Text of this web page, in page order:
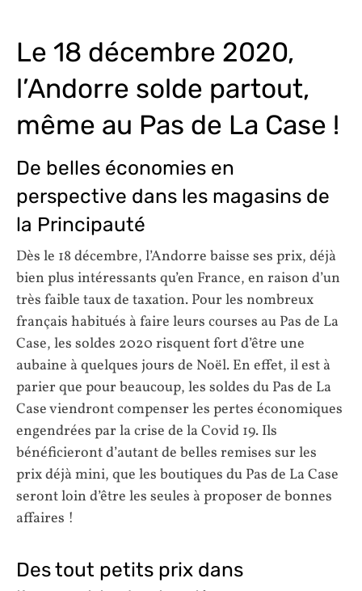
Le 18 décembre 2020,
l’Andorre solde partout,
même au Pas de La Case !
De belles économies en
perspective dans les magasins de
la Principauté
Dès le 18 décembre, l’Andorre baisse ses prix, déjà
bien plus intéressants qu’en France, en raison d’un
très faible taux de taxation. Pour les nombreux
français habitués à faire leurs courses au Pas de La
Case, les soldes 2020 risquent fort d’être une
aubaine à quelques jours de Noël. En effet, il est à
parier que pour beaucoup, les soldes du Pas de La
Case viendront compenser les pertes économiques
engendrées par la crise de la Covid 19. Ils
bénéficieront d’autant de belles remises sur les
prix déjà mini, que les boutiques du Pas de La Case
seront loin d’être les seules à proposer de bonnes
affaires !
Des tout petits prix dans